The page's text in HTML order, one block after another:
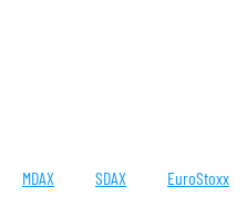
MDAX SDAX EuroStoxx